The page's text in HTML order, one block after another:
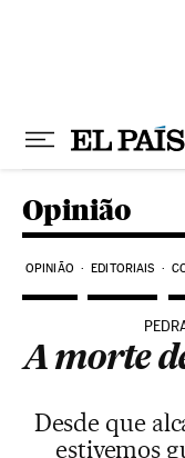
Opinião
OPINIÃO EDITORIAIS
A morte
Desde que
estivemos